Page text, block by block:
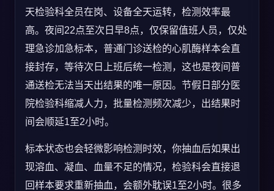
天检验科全员在岗、设备全天运转，检测效率最
高。夜间22点至次日早8点，仅保留值班人员，仅处
理急诊加急标本，普通门诊送检的心肌酶样本会直
接封存，等待次日上班后统一检测，这也是夜间普
通送检无法当天出结果的唯一原因。节假日部分医
院检验科缩减人力，批量检测频次减少，出结果时
间会顺延1至2小时。
标本状态也会轻微影响检测时效，你抽血后如果出
现溶血、凝血、血量不足的情况，检验科会直接退
回样本要求重新抽血，会额外耽误1至2小时。很多